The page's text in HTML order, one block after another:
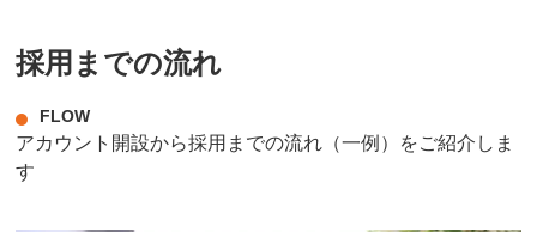
採用までの流れ
FLOW
アカウント開設から採用までの流れ（一例）をご紹介しま
す